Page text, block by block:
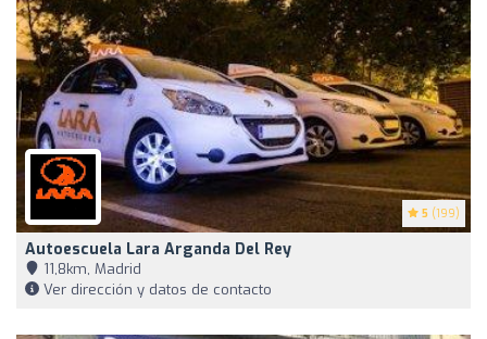
5 (199)
Autoescuela Lara Arganda Del Rey
11,8km, Madrid
Ver dirección y datos de contacto